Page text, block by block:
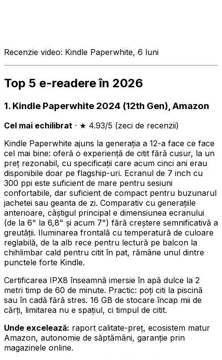
Recenzie video: Kindle Paperwhite, 6 luni
Top 5 e-readere în 2026
1. Kindle Paperwhite 2024 (12th Gen), Amazon
Cel mai echilibrat · ★ 4.93/5 (zeci de recenzii)
Kindle Paperwhite ajuns la generația a 12-a face ce face
cel mai bine: oferă o experiență de citit fără cusur, la un
preț rezonabil, cu specificații care acum cinci ani erau
disponibile doar pe flagship-uri. Ecranul de 7 inch cu
300 ppi este suficient de mare pentru sesiuni
confortabile, dar suficient de compact pentru buzunarul
jachetei sau geanta de zi. Comparativ cu generațiile
anterioare, câștigul principal e dimensiunea ecranului
(de la 6" la 6,8" și acum 7") fără creștere semnificativă a
greutății. Iluminarea frontală cu temperatură de culoare
reglabilă, de la alb rece pentru lectură pe balcon la
chihlimbar cald pentru citit în pat, rămâne unul dintre
punctele forte Kindle.
Certificarea IPX8 înseamnă imersie în apă dulce la 2
metri timp de 60 de minute. Practic: poți citi la piscină
sau în cadă fără stres. 16 GB de stocare încap mii de
cărți, limitarea nu e spațiul, ci timpul de citit.
Unde excelează: raport calitate-preț, ecosistem matur
Amazon, autonomie de săptămâni, garanție prin
magazinele online.